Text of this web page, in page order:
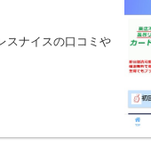
スナイスの口コミや